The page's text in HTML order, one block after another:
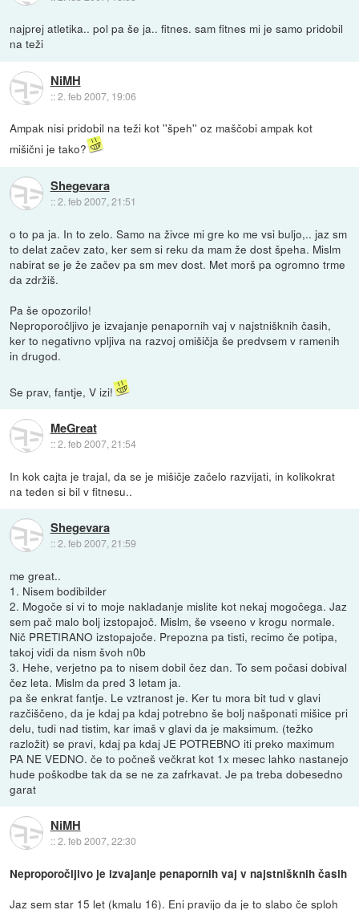
najprej atletika.. pol pa še ja.. fitnes. sam fitnes mi je samo pridobil
na teži
NiMH
::2. feb 2007, 19:06
Ampak nisi pridobil na teži kot ''špeh'' oz maščobi ampak kot
mišični je tako?
Shegevara
::2. feb 2007, 21:51
o to pa ja. In to zelo. Samo na živce mi gre ko me vsi buljo,.. jaz sm
to delat začev zato, ker sem si reku da mam že dost špeha. Mislm
nabirat se je že začev pa sm mev dost. Met morš pa ogromno trme
da zdržiš.
Pa še opozorilo!
Neproporočljivo je izvajanje penapornih vaj v najstnišknih časih,
ker to negativno vpljiva na razvoj omišičja še predvsem v ramenih
in drugod.
Se prav, fantje, V izi!
MeGreat
::2. feb 2007, 21:54
In kok cajta je trajal, da se je mišičje začelo razvijati, in kolikokrat
na teden si bil v fitnesu..
Shegevara
::2. feb 2007, 21:59
me great..
1. Nisem bodibilder
2. Mogoče si vi to moje nakladanje mislite kot nekaj mogočega. Jaz
sem pač malo bolj izstopajoč. Mislm, še vseeno v krogu normale.
Nič PRETIRANO izstopajoče. Prepozna pa tisti, recimo če potipa,
takoj vidi da nism švoh n0b
3. Hehe, verjetno pa to nisem dobil čez dan. To sem počasi dobival
čez leta. Mislm da pred 3 letam ja.
pa še enkrat fantje. Le vztranost je. Ker tu mora bit tud v glavi
razčiščeno, da je kdaj pa kdaj potrebno še bolj našponati mišice pri
delu, tudi nad tistim, kar imaš v glavi da je maksimum. (težko
razložit) se pravi, kdaj pa kdaj JE POTREBNO iti preko maximum
PA NE VEDNO. če to počneš večkrat kot 1x mesec lahko nastanejo
hude poškodbe tak da se ne za zafrkavat. Je pa treba dobesedno
garat
NiMH
::2. feb 2007, 22:30
Neproporočljivo je izvajanje penapornih vaj v najstnišknih časih
Jaz sem star 15 let (kmalu 16). Eni pravijo da je to slabo če sploh